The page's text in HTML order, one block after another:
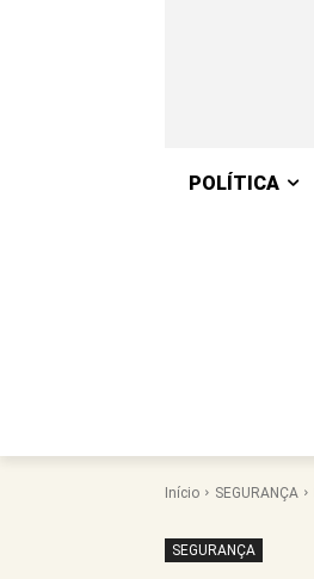
POLÍTICA
Início SEGURANÇA
SEGURANÇA